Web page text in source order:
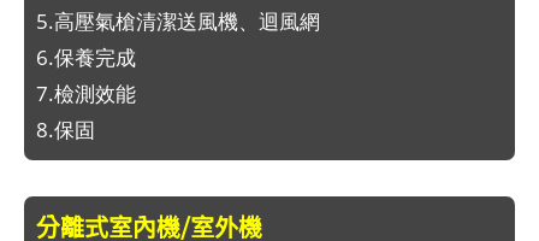
5.高壓氣槍清潔送風機、迴風網
6.保養完成
7.檢測效能
8.保固
分離式室內機/室外機